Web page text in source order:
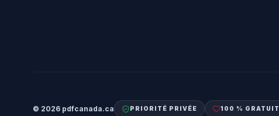
© 2026 pdfcanada.ca PRIORITÉ PRIVÉE 100 % GRATUIT